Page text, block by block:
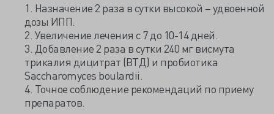
1. Назначение 2 раза в сутки высокой – удвоенной
дозы ИПП.
2. Увеличение лечения с 7 до 10-14 дней.
3. Добавление 2 раза в сутки 240 мг висмута
трикалия дицитрат (ВТД) и пробиотика
Saccharomyces boulardii.
4. Точное соблюдение рекомендаций по приему
препаратов.